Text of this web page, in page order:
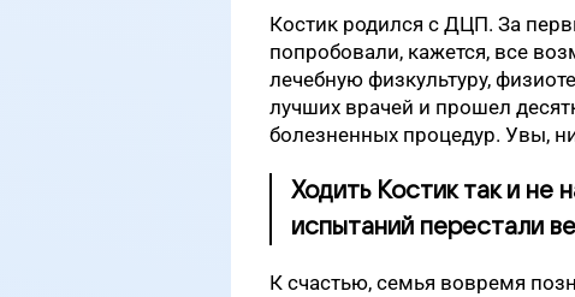
Костик родился с ДЦП. За
попробовали, кажется, все
лечебную физкультуру,
лучших врачей и прошел
болезненных процедур. Увы,
Ходить Костик так и не
испытаний перестали
К счастью, семья вовремя